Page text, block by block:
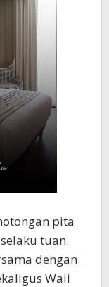
pita
tuan
dengan
Wali